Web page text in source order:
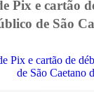
Pix e cartão
de São